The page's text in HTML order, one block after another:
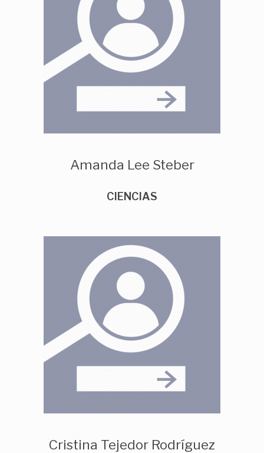
Amanda Lee Steber
CIENCIAS
Cristina Tejedor Rodríguez